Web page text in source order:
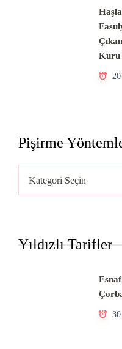
Kuru
Pişirme
Yöntemleri
Yıldızlı Tarifler